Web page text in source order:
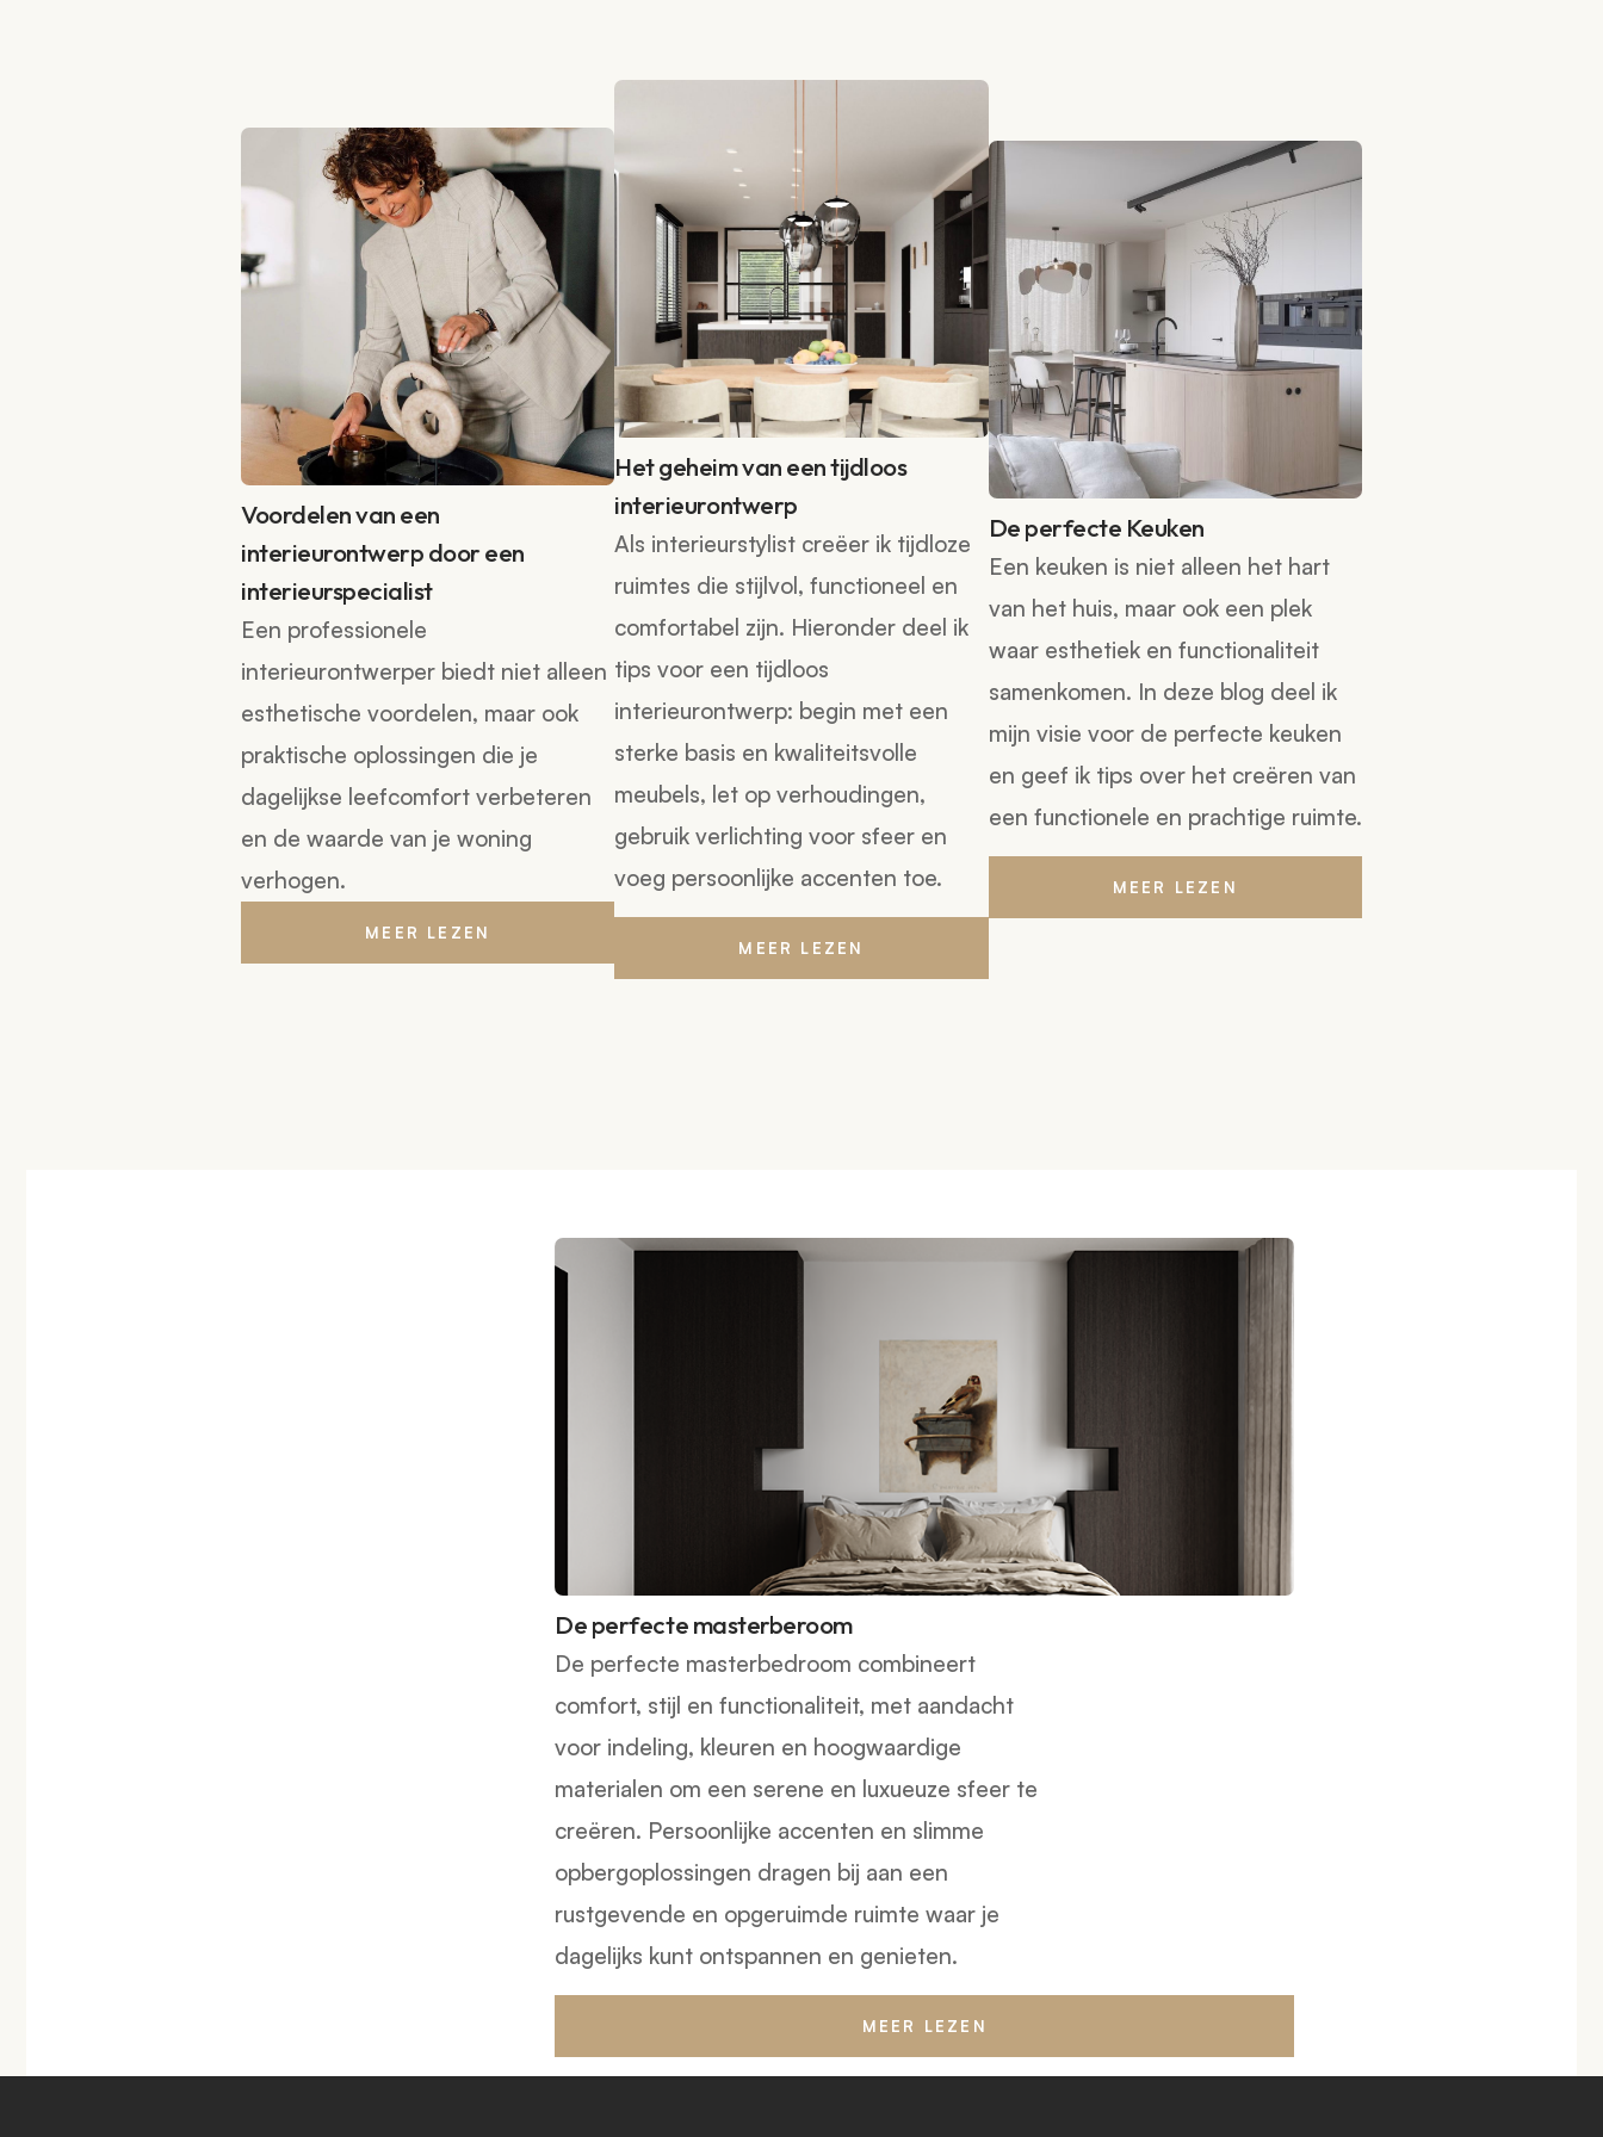
Voordelen van een
interieurontwerp door een
interieurspecialist
Een professionele
interieurontwerper biedt niet alleen
esthetische voordelen, maar ook
praktische oplossingen die je
dagelijkse leefcomfort verbeteren
en de waarde van je woning
verhogen.
MEER LEZEN
Het geheim van een tijdloos
interieurontwerp
Als interieurstylist creëer ik tijdloze
ruimtes die stijlvol, functioneel en
comfortabel zijn. Hieronder deel ik
tips voor een tijdloos
interieurontwerp: begin met een
sterke basis en kwaliteitsvolle
meubels, let op verhoudingen,
gebruik verlichting voor sfeer en
voeg persoonlijke accenten toe.
MEER LEZEN
De perfecte Keuken
Een keuken is niet alleen het hart
van het huis, maar ook een plek
waar esthetiek en functionaliteit
samenkomen. In deze blog deel ik
mijn visie voor de perfecte keuken
en geef ik tips over het creëren van
een functionele en prachtige ruimte.
MEER LEZEN
De perfecte masterberoom
De perfecte masterbedroom combineert
comfort, stijl en functionaliteit, met aandacht
voor indeling, kleuren en hoogwaardige
materialen om een serene en luxueuze sfeer te
creëren. Persoonlijke accenten en slimme
opbergoplossingen dragen bij aan een
rustgevende en opgeruimde ruimte waar je
dagelijks kunt ontspannen en genieten.
MEER LEZEN